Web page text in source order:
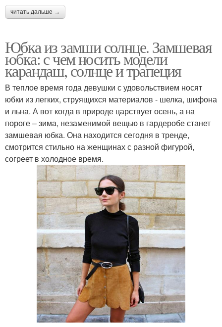
читать дальше →
Юбка из замши солнце. Замшевая
юбка: с чем носить модели
карандаш, солнце и трапеция
В теплое время года девушки с удовольствием носят
юбки из легких, струящихся материалов - шелка, шифона
и льна. А вот когда в природе царствует осень, а на
пороге – зима, незаменимой вещью в гардеробе станет
замшевая юбка. Она находится сегодня в тренде,
смотрится стильно на женщинах с разной фигурой,
согреет в холодное время.